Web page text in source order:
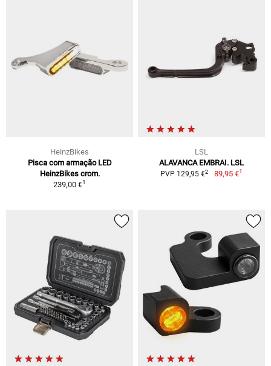
HeinzBikes
Pisca com armação LED
HeinzBikes crom.
239,00 €1
LSL
ALAVANCA EMBRAI. LSL
PVP 129,95 €2 89,95 €1